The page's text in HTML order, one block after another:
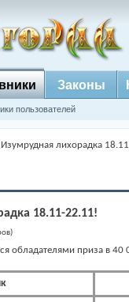
пользователей
Законы
лихорадка
18.11-22.11!
обладателями приза в 40